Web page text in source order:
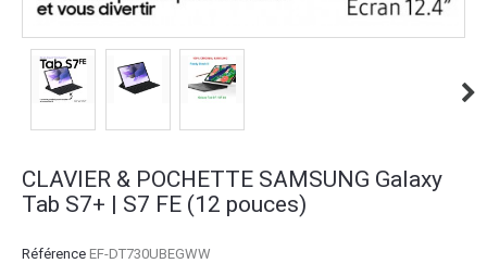
CLAVIER & POCHETTE SAMSUNG Galaxy
Tab S7+ | S7 FE (12 pouces)
Référence EF-DT730UBEGWW